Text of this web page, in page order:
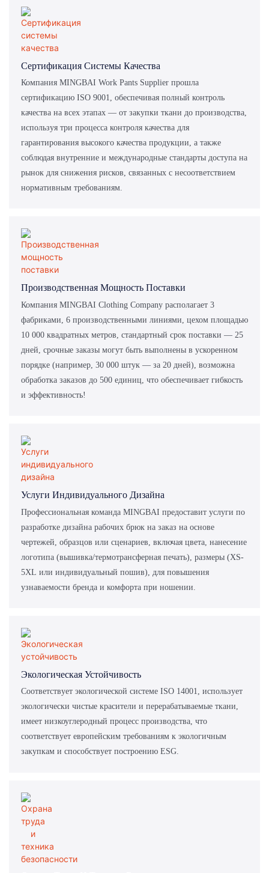
Сертификация Системы Качества
Компания MINGBAI Work Pants Supplier прошла
сертификацию ISO 9001, обеспечивая полный контроль
качества на всех этапах — от закупки ткани до производства,
используя три процесса контроля качества для
гарантирования высокого качества продукции, а также
соблюдая внутренние и международные стандарты доступа на
рынок для снижения рисков, связанных с несоответствием
нормативным требованиям.
Производственная Мощность Поставки
Компания MINGBAI Clothing Company располагает 3
фабриками, 6 производственными линиями, цехом площадью
10 000 квадратных метров, стандартный срок поставки — 25
дней, срочные заказы могут быть выполнены в ускоренном
порядке (например, 30 000 штук — за 20 дней), возможна
обработка заказов до 500 единиц, что обеспечивает гибкость
и эффективность!
Услуги Индивидуального Дизайна
Профессиональная команда MINGBAI предоставит услуги по
разработке дизайна рабочих брюк на заказ на основе
чертежей, образцов или сценариев, включая цвета, нанесение
логотипа (вышивка/термотрансферная печать), размеры (XS-
5XL или индивидуальный пошив), для повышения
узнаваемости бренда и комфорта при ношении.
Экологическая Устойчивость
Соответствует экологической системе ISO 14001, использует
экологически чистые красители и перерабатываемые ткани,
имеет низкоуглеродный процесс производства, что
соответствует европейским требованиям к экологичным
закупкам и способствует построению ESG.